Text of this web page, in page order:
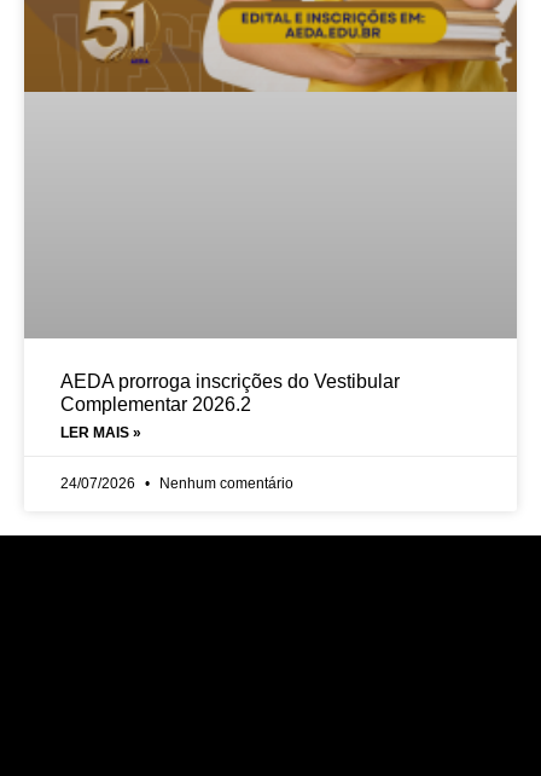
AEDA prorroga inscrições do Vestibular
Complementar 2026.2
LER MAIS »
24/07/2026 Nenhum comentário